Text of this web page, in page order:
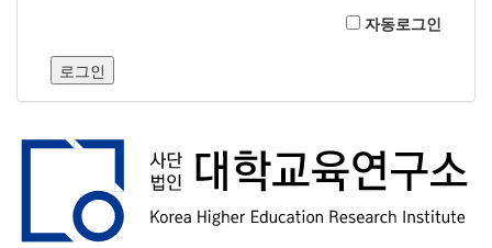
자동로그인
로그인